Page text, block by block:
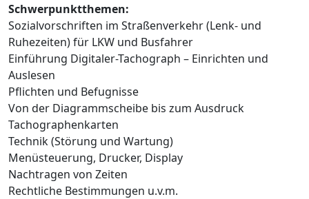
Schwerpunktthemen:
Sozialvorschriften im Straßenverkehr (Lenk- und
Ruhezeiten) für LKW und Busfahrer
Einführung Digitaler-Tachograph – Einrichten und
Auslesen
Pflichten und Befugnisse
Von der Diagrammscheibe bis zum Ausdruck
Tachographenkarten
Technik (Störung und Wartung)
Menüsteuerung, Drucker, Display
Nachtragen von Zeiten
Rechtliche Bestimmungen u.v.m.